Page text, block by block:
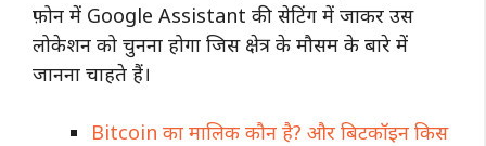
फ़ोन में Google Assistant की सेटिंग में जाकर उस
लोकेशन को चुनना होगा जिस क्षेत्र के मौसम के बारे में
जानना चाहते हैं।
Bitcoin का मालिक कौन है? और बिटकॉइन किस